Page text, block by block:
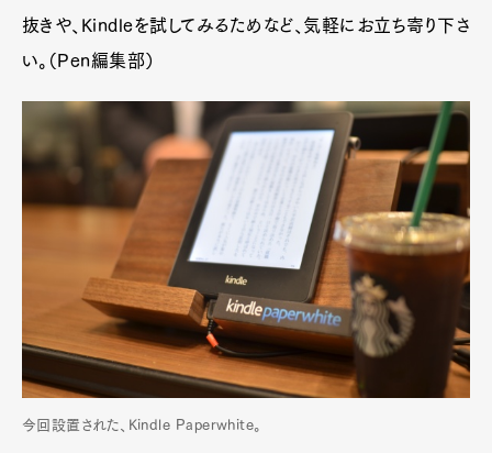
抜きや、Kindleを試してみるためなど、気軽にお立ち寄り下さ
い。（Pen編集部）
今回設置された、Kindle Paperwhite。